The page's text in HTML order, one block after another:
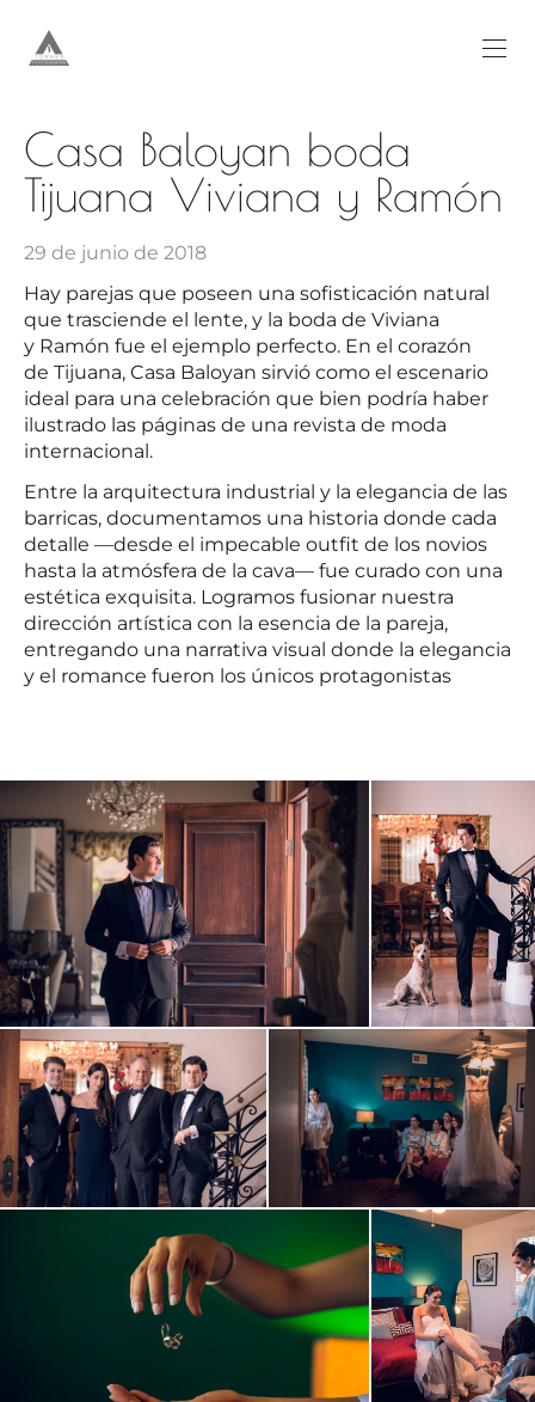
Casa Baloyan boda
Tijuana Viviana y Ramón
29 de junio de 2018
Hay parejas que poseen una sofisticación natural
que trasciende el lente, y la boda de Viviana
y Ramón fue el ejemplo perfecto. En el corazón
de Tijuana, Casa Baloyan sirvió como el escenario
ideal para una celebración que bien podría haber
ilustrado las páginas de una revista de moda
internacional.
Entre la arquitectura industrial y la elegancia de las
barricas, documentamos una historia donde cada
detalle —desde el impecable outfit de los novios
hasta la atmósfera de la cava— fue curado con una
estética exquisita. Logramos fusionar nuestra
dirección artística con la esencia de la pareja,
entregando una narrativa visual donde la elegancia
y el romance fueron los únicos protagonistas